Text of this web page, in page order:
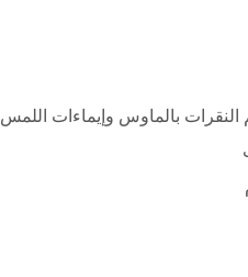
النقرات بالماوس وإيماءات اللمس